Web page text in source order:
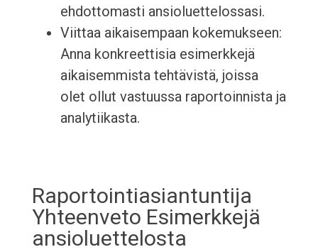
ehdottomasti ansioluettelossasi.
Viittaa aikaisempaan kokemukseen:
Anna konkreettisia esimerkkejä
aikaisemmista tehtävistä, joissa
olet ollut vastuussa raportoinnista ja
analytiikasta.
Raportointiasiantuntija
Yhteenveto Esimerkkejä
ansioluettelosta